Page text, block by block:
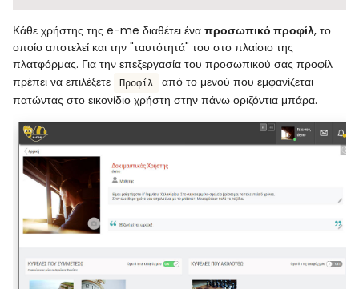
Κάθε χρήστης της e-me διαθέτει ένα προσωπικό προφίλ, το
οποίο αποτελεί και την "ταυτότητά" του στο πλαίσιο της
πλατφόρμας. Για την επεξεργασία του προσωπικού σας προφίλ
πρέπει να επιλέξετε
Προφίλ
από το μενού που εμφανίζεται
πατώντας στο εικονίδιο χρήστη στην πάνω οριζόντια μπάρα.